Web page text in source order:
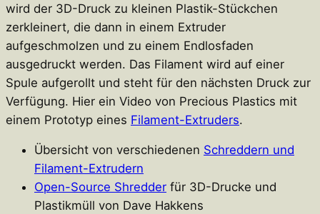
wird der 3D-Druck zu kleinen Plastik-Stückchen
zerkleinert, die dann in einem Extruder
aufgeschmolzen und zu einem Endlosfaden
ausgedruckt werden. Das Filament wird auf einer
Spule aufgerollt und steht für den nächsten Druck zur
Verfügung. Hier ein Video von Precious Plastics mit
einem Prototyp eines Filament-Extruders.
Übersicht von verschiedenen Schreddern und
Filament-Extrudern
Open-Source Shredder für 3D-Drucke und
Plastikmüll von Dave Hakkens